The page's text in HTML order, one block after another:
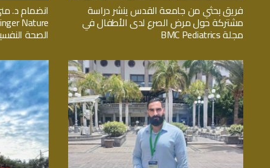
فريق بحثي من جامعة القدس ينشر دراسة
مشتركة حول مرض الصرع لدى الأطفال في
مجلة BMC Pediatrics
انضمام د.
الصحة